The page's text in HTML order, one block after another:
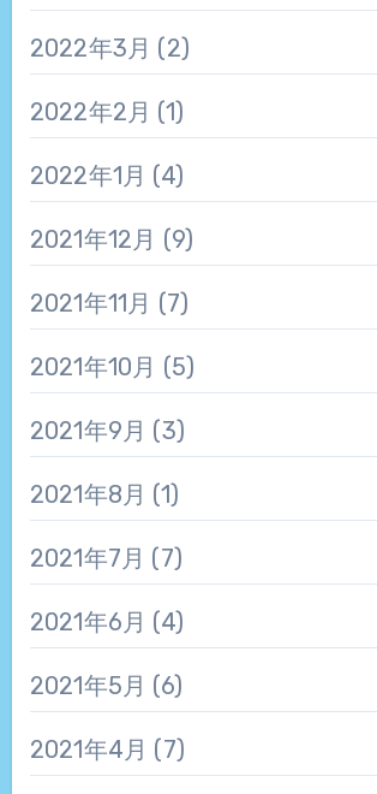
2022年3月 (2)
2022年2月 (1)
2022年1月 (4)
2021年12月 (9)
2021年11月 (7)
2021年10月 (5)
2021年9月 (3)
2021年8月 (1)
2021年7月 (7)
2021年6月 (4)
2021年5月 (6)
2021年4月 (7)